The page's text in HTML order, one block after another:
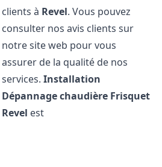
clients à Revel. Vous pouvez
consulter nos avis clients sur
notre site web pour vous
assurer de la qualité de nos
services.Installation
Dépannage chaudière Frisquet
Revel est